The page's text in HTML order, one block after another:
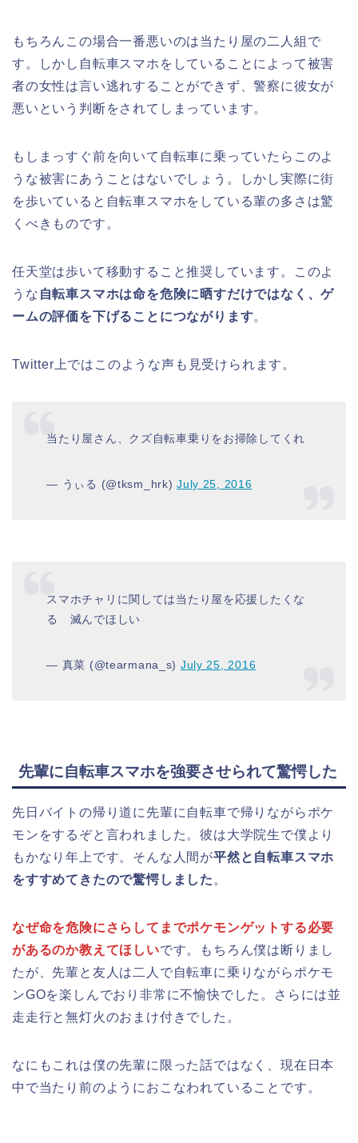
もちろんこの場合一番悪いのは当たり屋の二人組で
す。しかし自転車スマホをしていることによって被害
者の女性は言い逃れすることができず、警察に彼女が
悪いという判断をされてしまっています。
もしまっすぐ前を向いて自転車に乗っていたらこのよ
うな被害にあうことはないでしょう。しかし実際に街
を歩いていると自転車スマホをしている輩の多さは驚
くべきものです。
任天堂は歩いて移動すること推奨しています。このよ
うな 自転車スマホは命を危険に晒すだけではなく、ゲ
ームの評価を下げることにつながります。
Twitter上ではこのような声も見受けられます。
当たり屋さん、クズ自転車乗りをお掃除してくれ
— うぃる (@tksm_hrk)July 25, 2016
スマホチャリに関しては当たり屋を応援したくな
る 滅んでほしい
— 真菜 (@tearmana_s) July 25, 2016
先輩に自転車スマホを強要させられて驚愕した
先日バイトの帰り道に先輩に自転車で帰りながらポケ
モンをするぞと言われました。彼は大学院生で僕より
もかなり年上です。そんな人間が平然と自転車スマホ
をすすめてきたので驚愕しました 。
なぜ命を危険にさらしてまでポケモンゲットする必要
があるのか教えてほしいです。もちろん僕は断りまし
たが、先輩と友人は二人で自転車に乗りながらポケモ
ンGOを楽しんでおり非常に不愉快でした。さらには並
走走行と無灯火のおまけ付きでした。
なにもこれは僕の先輩に限った話ではなく、現在日本
中で当たり前のようにおこなわれていることです。